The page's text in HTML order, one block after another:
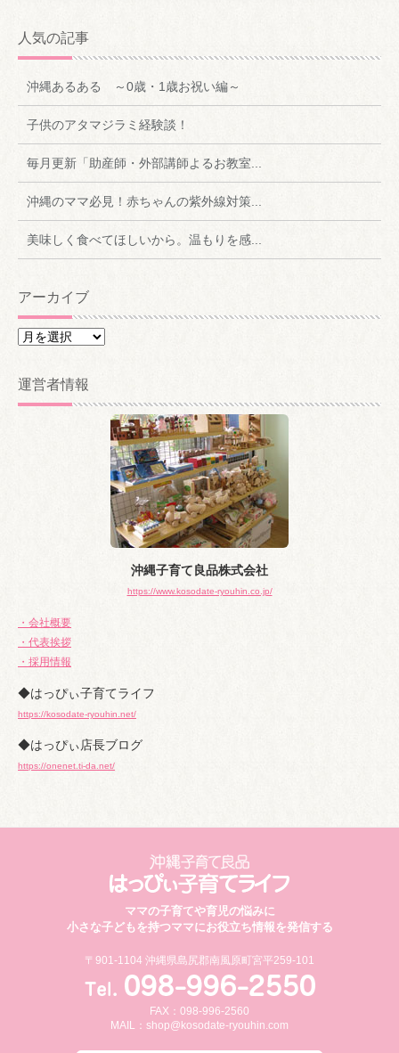
人気の記事
沖縄あるある ～0歳・1歳お祝い編～
子供のアタマジラミ経験談！
毎月更新「助産師・外部講師よるお教室...
沖縄のママ必見！赤ちゃんの紫外線対策...
美味しく食べてほしいから。温もりを感...
アーカイブ
ア
カ
イ
運営者情報
沖縄子育て良品株式会社
https://www.kosodate-ryouhin.co.jp/
・会社概要
・代表挨拶
・採用情報
◆はっぴぃ子育てライフ
https://kosodate-ryouhin.net/
◆はっぴぃ店長ブログ
https://onenet.ti-da.net/
ママの子育てや育児の悩みに
小さな子どもを持つママにお役立ち情報を発信する
〒901-1104 沖縄県島尻郡南風原町宮平259-101
FAX：098-996-2560
MAIL： shop@kosodate-ryouhin.com